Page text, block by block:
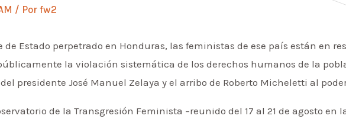
/ Porfw2
de Estado perpetrado en Honduras, las feministas de ese país están en
la violación sistemática de los derechos humanos de la
presidente José Manuel Zelaya y el arribo de Roberto Micheletti al
de la Transgresión Feminista –reunido del 17 al 21 de agosto en